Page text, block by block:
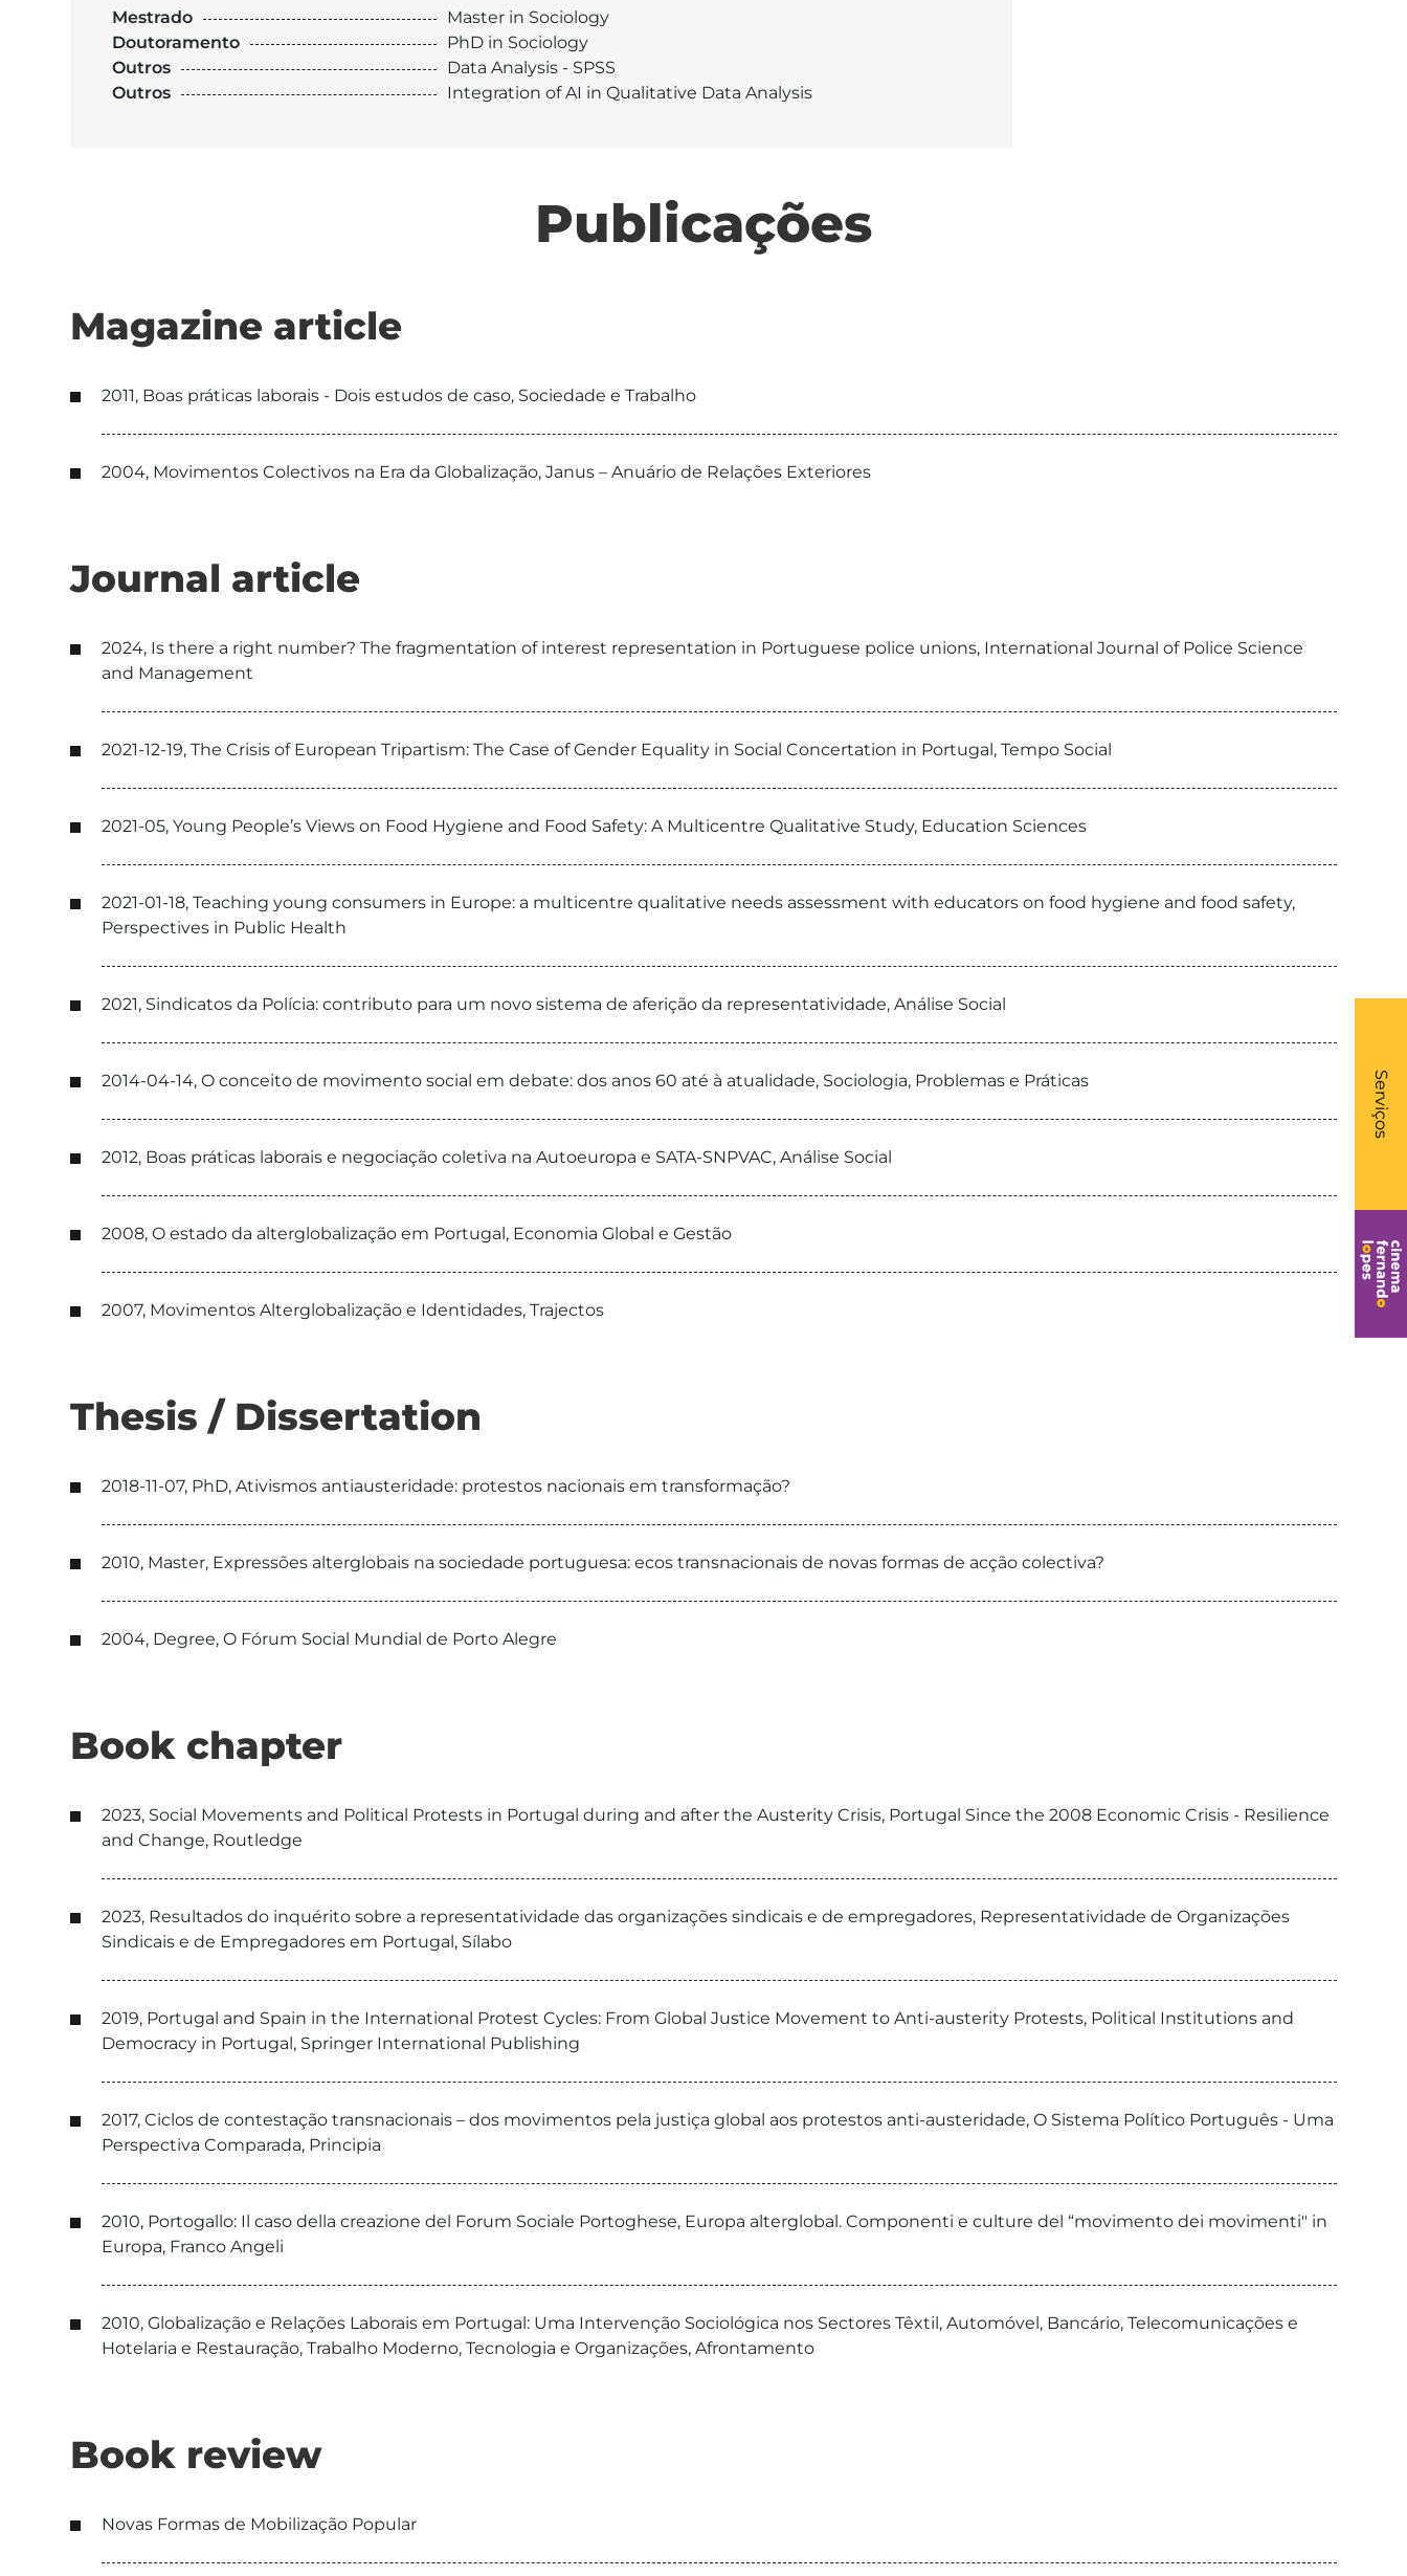
Serviços
-
Mestrado
Master in Sociology
Doutoramento
PhD in Sociology
Outros
Data Analysis - SPSS
Outros
Integration of AI in Qualitative Data Analysis
Publicações
Magazine article
2011, Boas práticas laborais - Dois estudos de caso, Sociedade e Trabalho
2004, Movimentos Colectivos na Era da Globalização, Janus – Anuário de Relações Exteriores
Journal article
2024, Is there a right number? The fragmentation of interest representation in Portuguese police unions, International Journal of Police Science
and Management
2021-12-19, The Crisis of European Tripartism: The Case of Gender Equality in Social Concertation in Portugal, Tempo Social
2021-05, Young People’s Views on Food Hygiene and Food Safety: A Multicentre Qualitative Study, Education Sciences
2021-01-18, Teaching young consumers in Europe: a multicentre qualitative needs assessment with educators on food hygiene and food safety,
Perspectives in Public Health
2021, Sindicatos da Polícia: contributo para um novo sistema de aferição da representatividade, Análise Social
2014-04-14, O conceito de movimento social em debate: dos anos 60 até à atualidade, Sociologia, Problemas e Práticas
2012, Boas práticas laborais e negociação coletiva na Autoeuropa e SATA-SNPVAC, Análise Social
2008, O estado da alterglobalização em Portugal, Economia Global e Gestão
2007, Movimentos Alterglobalização e Identidades, Trajectos
Thesis / Dissertation
2018-11-07, PhD, Ativismos antiausteridade: protestos nacionais em transformação?
2010, Master, Expressões alterglobais na sociedade portuguesa: ecos transnacionais de novas formas de acção colectiva?
2004, Degree, O Fórum Social Mundial de Porto Alegre
Book chapter
2023, Social Movements and Political Protests in Portugal during and after the Austerity Crisis, Portugal Since the 2008 Economic Crisis - Resilience
and Change, Routledge
2023, Resultados do inquérito sobre a representatividade das organizações sindicais e de empregadores, Representatividade de Organizações
Sindicais e de Empregadores em Portugal, Sílabo
2019, Portugal and Spain in the International Protest Cycles: From Global Justice Movement to Anti-austerity Protests, Political Institutions and
Democracy in Portugal, Springer International Publishing
2017, Ciclos de contestação transnacionais – dos movimentos pela justiça global aos protestos anti-austeridade, O Sistema Político Português - Uma
Perspectiva Comparada, Principia
2010, Portogallo: Il caso della creazione del Forum Sociale Portoghese, Europa alterglobal. Componenti e culture del “movimento dei movimenti" in
Europa, Franco Angeli
2010, Globalização e Relações Laborais em Portugal: Uma Intervenção Sociológica nos Sectores Têxtil, Automóvel, Bancário, Telecomunicações e
Hotelaria e Restauração, Trabalho Moderno, Tecnologia e Organizações, Afrontamento
Book review
Novas Formas de Mobilização Popular